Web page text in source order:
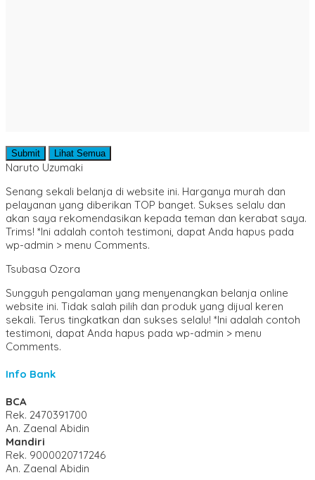
Submit Lihat Semua
Naruto Uzumaki
Senang sekali belanja di website ini. Harganya murah dan
pelayanan yang diberikan TOP banget. Sukses selalu dan
akan saya rekomendasikan kepada teman dan kerabat saya.
Trims! *Ini adalah contoh testimoni, dapat Anda hapus pada
wp-admin > menu Comments.
Tsubasa Ozora
Sungguh pengalaman yang menyenangkan belanja online
website ini. Tidak salah pilih dan produk yang dijual keren
sekali. Terus tingkatkan dan sukses selalu! *Ini adalah contoh
testimoni, dapat Anda hapus pada wp-admin > menu
Comments.
Info Bank
BCA
Rek. 2470391700
An. Zaenal Abidin
Mandiri
Rek. 9000020717246
An. Zaenal Abidin